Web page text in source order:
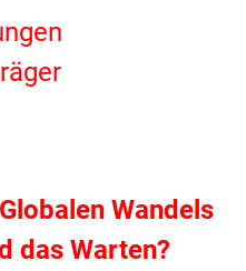
Wandels
das Warten?